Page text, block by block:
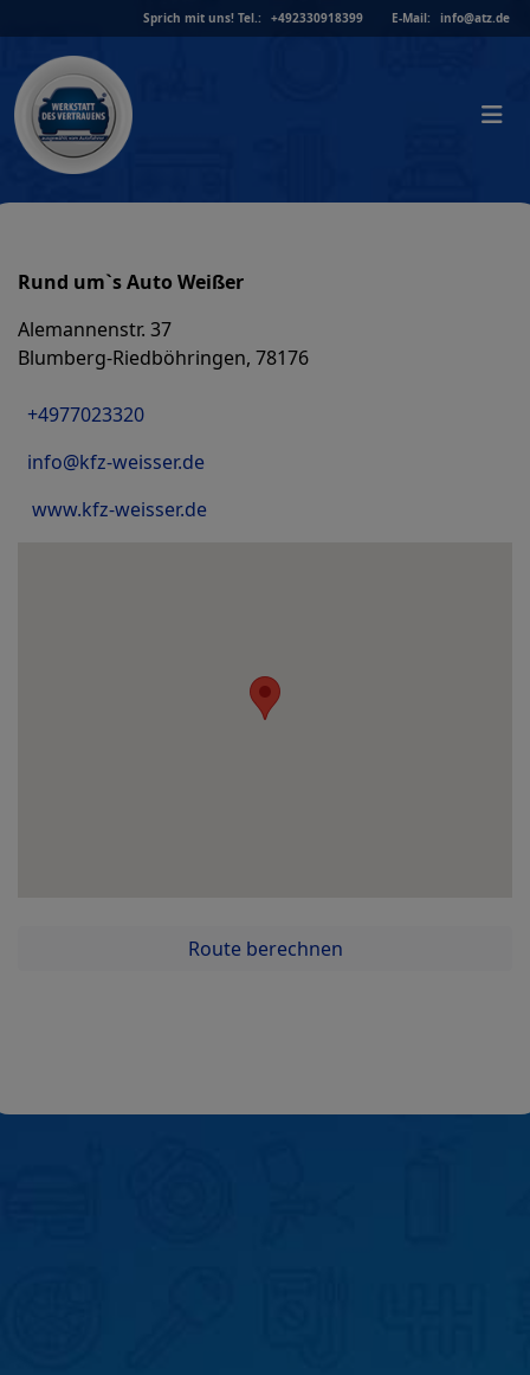
to
content
Sprich mit uns! Tel.: +492330918399 E-Mail: info@atz.de
Rund um`s Auto Weißer
Alemannenstr. 37
Blumberg-Riedböhringen, 78176
+4977023320
info@kfz-weisser.de
www.kfz-weisser.de
Route berechnen